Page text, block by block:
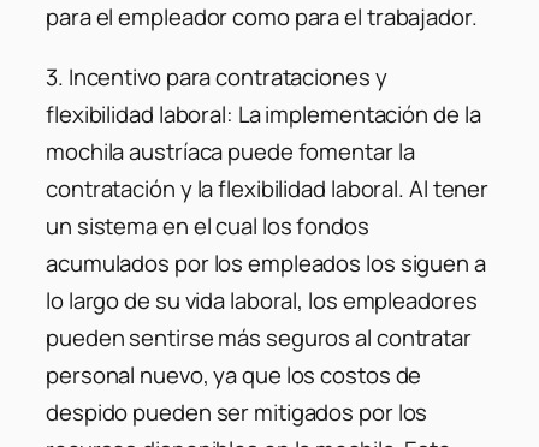
para el empleador como para el trabajador.
3. Incentivo para contrataciones y
flexibilidad laboral: La implementación de la
mochila austríaca puede fomentar la
contratación y la flexibilidad laboral. Al tener
un sistema en el cual los fondos
acumulados por los empleados los siguen a
lo largo de su vida laboral, los empleadores
pueden sentirse más seguros al contratar
personal nuevo, ya que los costos de
despido pueden ser mitigados por los